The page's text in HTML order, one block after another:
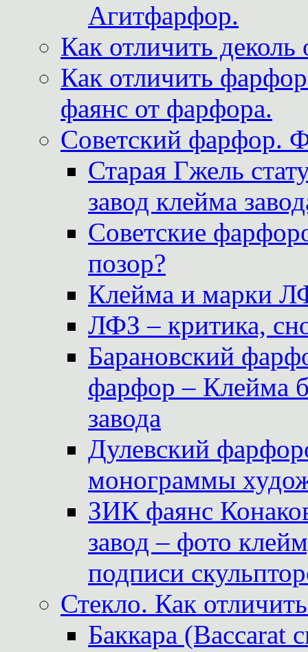
Агитфарфор.
Как отличить
Как отличить
фаянс от фарфора.
Советский фарфор.
Старая Гжель
завод клейма
Советские
позор?
Клейма и марки
ЛФЗ – критика,
Барановский
фарфор – Клейма
завода
Дулевский
монограммы
ЗИК фаянс
завод – фото
подписи
Стекло. Как
Баккара (Baccarat